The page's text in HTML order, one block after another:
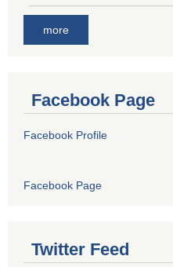
more
Facebook Page
Facebook Profile
Facebook Page
Twitter Feed